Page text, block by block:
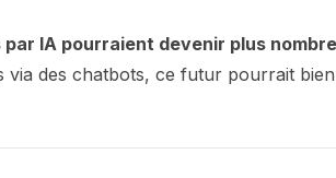
IA pourraient devenir plus
via des chatbots, ce futur pourrait bien